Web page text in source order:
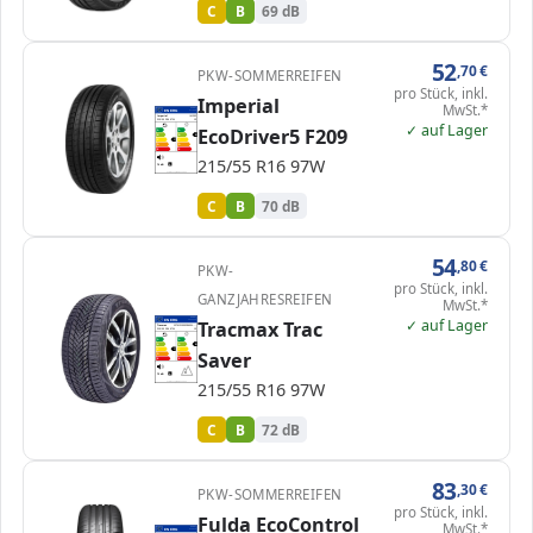
C B 69 dB
ENERG 517369
Imperial
IM252
215/55 R16 97W
C1
A
B
C C
D
E
A
B B
C
D
E
70 dB
PKW-SOMMERREIFEN
Imperial
EcoDriver5 F209
215/55 R16 97W
C B 70 dB
52,70€
pro Stück, inkl.
MwSt.*
✓ auf Lager
ENERG 1000000
Tracmax
12TM21555R160W-…
215/55 R16 97W
C1
A
B
C C
D
E
A
B B
C
D
E
72 dB
PKW-
GANZJAHRESREIFEN
Tracmax Trac
Saver
215/55 R16 97W
C B 72 dB
54,80€
pro Stück, inkl.
MwSt.*
✓ auf Lager
ENERG 610312
PKW-SOMMERREIFEN
Fulda EcoControl
83,30€
pro Stück, inkl.
MwSt.*